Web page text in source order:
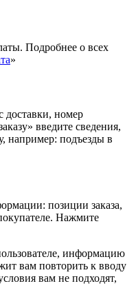
Подробнее о всех
»
доставки, номер
введите сведения,
например: подъезды в
позиции заказа,
Нажмите
информацию
вам повторить к вводу
вам не подходят,